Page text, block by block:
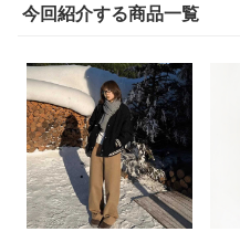
今回紹介する商品一覧